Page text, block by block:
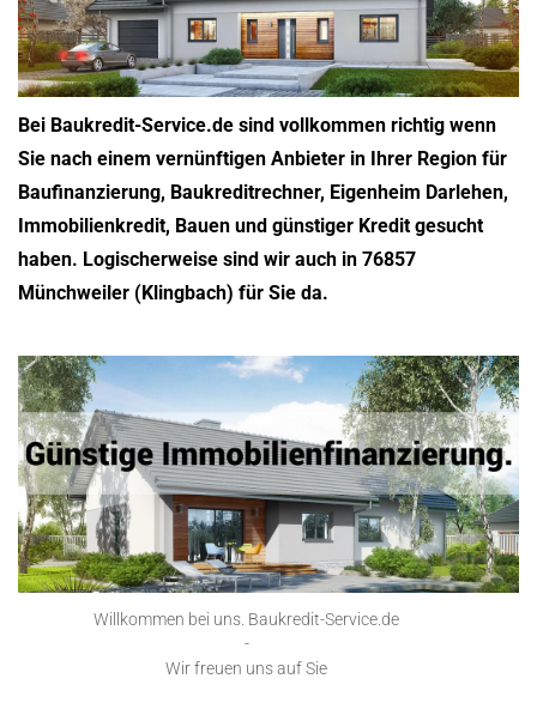
Bei Baukredit-Service.de sind vollkommen richtig wenn
Sie nach einem vernünftigen Anbieter in Ihrer Region für
Baufinanzierung, Baukreditrechner, Eigenheim Darlehen,
Immobilienkredit, Bauen und günstiger Kredit gesucht
haben. Logischerweise sind wir auch in 76857
Münchweiler (Klingbach) für Sie da.
Willkommen bei uns. Baukredit-Service.de
-
Wir freuen uns auf Sie